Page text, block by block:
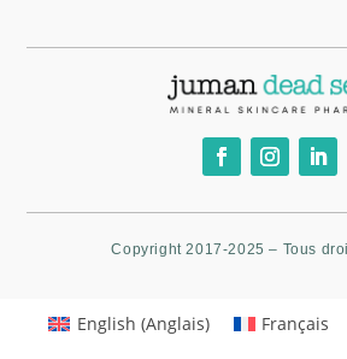
Copyright 2017-2025 – Tous
English (Anglais) Français